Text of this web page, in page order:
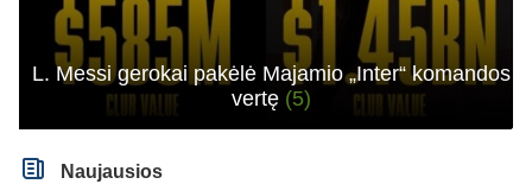
L. Messi gerokai pakėlė Majamio „Inter“ komandos
vertę (5)
Naujausios